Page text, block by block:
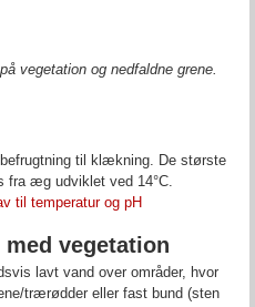
vegetation og nedfaldne grene.
til klækning. De største
fra æg udviklet ved 14°C.
til temperatur og pH
vegetation
lavt vand over områder, hvor
trærødder eller fast bund (sten